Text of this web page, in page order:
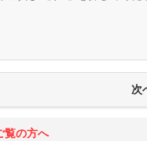
覧の方へ